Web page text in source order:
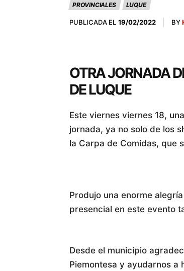
PROVINCIALES LUQUE
PUBLICADA EL 19/02/2022 BY
OTRA JORNADA
DE LUQUE
Este viernes viernes 18,
jornada, ya no solo de los
la Carpa de Comidas, que
Produjo una enorme
presencial en este evento
Desde el municipio
Piemontesa y ayudarnos a